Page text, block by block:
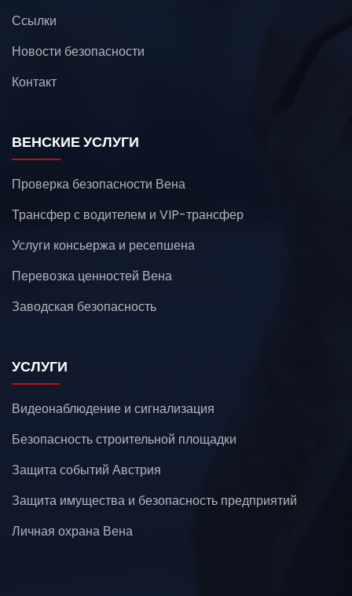
Ссылки
Новости безопасности
Контакт
ВЕНСКИЕ УСЛУГИ
Проверка безопасности Вена
Трансфер с водителем и VIP-трансфер
Услуги консьержа и ресепшена
Перевозка ценностей Вена
Заводская безопасность
УСЛУГИ
Видеонаблюдение и сигнализация
Безопасность строительной площадки
Защита событий Австрия
Защита имущества и безопасность предприятий
Личная охрана Вена